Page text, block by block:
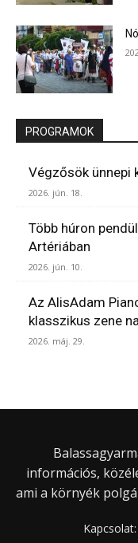
PROGRAMOK
Végzősök ünnepi
2026. jún. 18.
Több húron
Artériában
2026. jún. 10.
Az AlisAdam
klasszikus zene
2026. máj. 29.
információs,
ami a környék
Kapcsolat: